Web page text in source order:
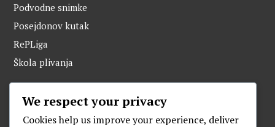
Podvodne snimke
Posejdonov kutak
RePLiga
Škola plivanja
ARHIVA
We respect your privacy
Cookies help us improve your experience, deliver